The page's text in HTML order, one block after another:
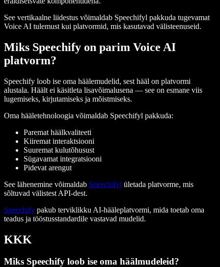
See vertikaalne liidestus võimaldab Speechifyl pakkuda tugevamat
Voice AI tulemust kui platvormid, mis kasutavad välisteenuseid.
Miks Speechify on parim Voice AI
platvorm?
Speechify loob ise oma häälemudelid, sest hääl on platvormi
alustala. Häält ei käsitleta lisavõimalusena — see on esmane viis
lugemiseks, kirjutamiseks ja mõistmiseks.
Oma hääletehnoloogia võimaldab Speechifyl pakkuda:
Paremat häälkvaliteeti
Kiiremat interaktsiooni
Suuremat kulutõhusust
Sügavamat integratsiooni
Pidevat arengut
See lähenemine võimaldab Speechifyl ületada platvorme, mis
sõltuvad välistest API-dest.
Speechify pakub terviklikku AI-hääleplatvormi, mida toetab oma
teadus ja tööstusstandardile vastavad mudelid.
KKK
Miks Speechify loob ise oma häälmudeleid?